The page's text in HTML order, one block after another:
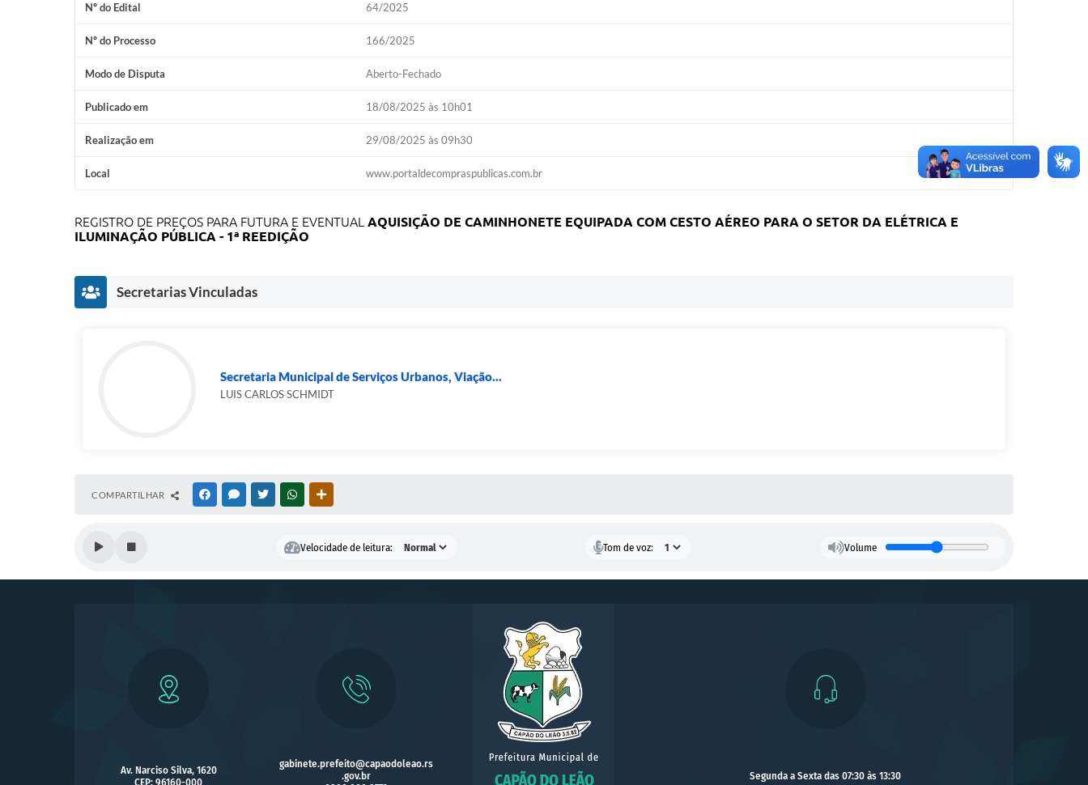
Nº do Edital 64/2025
Nº do Processo 166/2025
Modo de Disputa Aberto-Fechado
Publicado em 18/08/2025 às 10h01
Realização em 29/08/2025 às 09h30
Local www.portaldecompraspublicas.com.br
REGISTRO DE PREÇOS PARA FUTURA E EVENTUAL AQUISIÇÃO DE CAMINHONETE EQUIPADA COM CESTO AÉREO PARA O SETOR DA ELÉTRICA E
ILUMINAÇÃO PÚBLICA - 1ª REEDIÇÃO
Secretarias Vinculadas
Secretaria Municipal de Serviços Urbanos, Viação...
LUIS CARLOS SCHMIDT
COMPARTILHAR FACEBOOKMESSENGER
TWITTERWHATSAPP
Velocidade de leitura: Tom de voz: Volume
Av. Narciso Silva, 1620
CEP: 96160-000
gabinete.prefeito@capaodoleao.rs
.gov.br
Segunda a Sexta das 07:30 às 13:30